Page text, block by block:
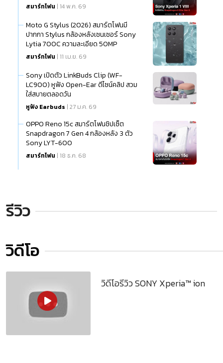
สมาร์ทโฟน | 14 พ.ค. 69
Moto G Stylus (2026) สมาร์ตโฟนมี
ปากกา Stylus กล้องหลังเซนเซอร์ Sony
Lytia 700C ความละเอียด 50MP
สมาร์ทโฟน | 11 เม.ย. 69
Sony เปิดตัว LinkBuds Clip (WF-
LC900) หูฟัง Open-Ear ดีไซน์คลิป สวม
ใส่สบายตลอดวัน
หูฟัง Earbuds | 27 ม.ค. 69
OPPO Reno 15c สมาร์ตโฟนชิปเซ็ต
Snapdragon 7 Gen 4 กล้องหลัง 3 ตัว
Sony LYT-600
สมาร์ทโฟน | 18 ธ.ค. 68
รีวิว
วิดีโอ
วิดีโอรีวิว SONY Xperia™ ion